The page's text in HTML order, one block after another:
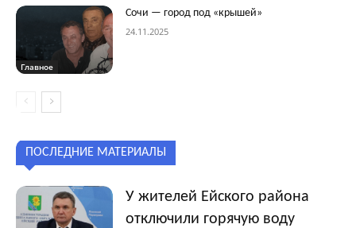
Главное
Сочи — город под «крышей»
24.11.2025
ПОСЛЕДНИЕ МАТЕРИАЛЫ
У жителей Ейского района
отключили горячую воду